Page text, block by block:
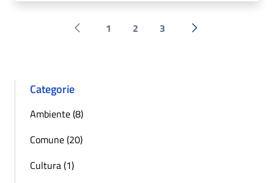
Pagina precedente
1 2 3 Successiva »
Categorie
Ambiente (8)
Comune (20)
Cultura (1)